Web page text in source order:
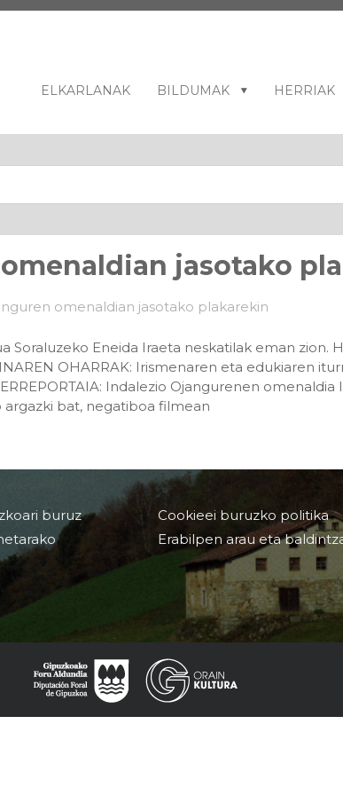
ELKARLANAK BILDUMAK HERRIAK
jasotako
Soraluzeko Eneida Iraeta neskatilak eman zion.
OHARRAK: Irismenaren eta edukiaren
Indalezio Ojangurenen omenaldia
argazki bat, negatiboa filmean
buruz
Cookieei buruzko politika
Erabilpen arau eta